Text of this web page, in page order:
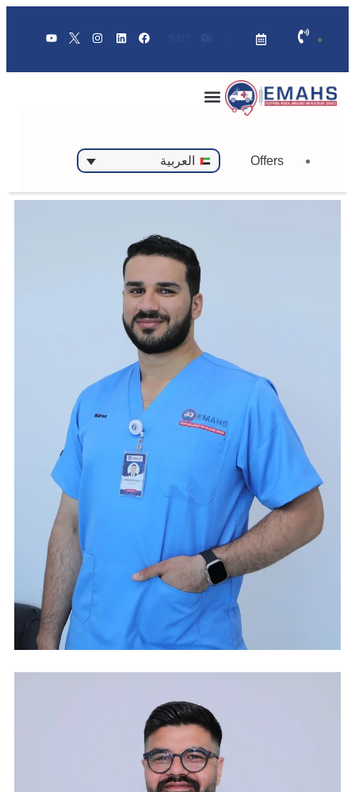
Offers العربية